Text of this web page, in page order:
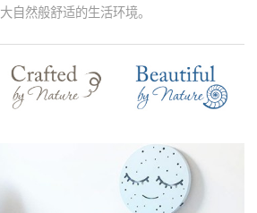
大自然般舒适的生活环境。